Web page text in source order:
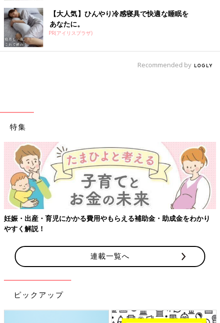
【大人気】ひんやり冷感寝具で快適な睡眠を
あなたに。
PR(アイリスプラザ)
Recommended by
特集
妊娠・出産・育児にかかる費用やもらえる補助金・助成金をわかり
やすく解説！
連載一覧へ
ピックアップ